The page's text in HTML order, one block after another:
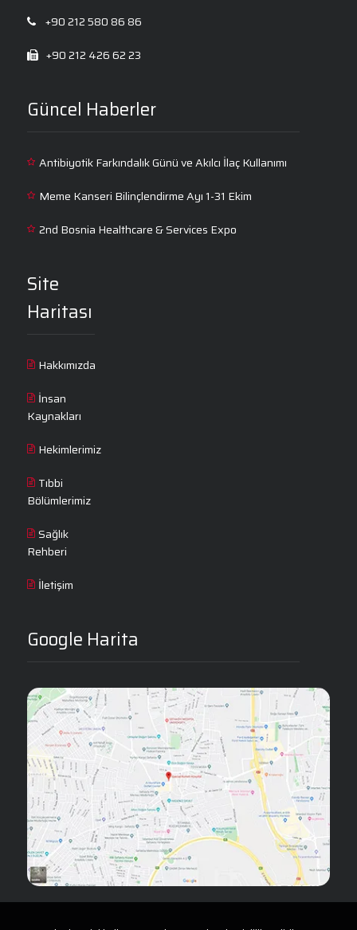
+90 212 580 86 86
+90 212 426 62 23
Güncel Haberler
Antibiyotik Farkındalık Günü ve Akılcı İlaç Kullanımı
Meme Kanseri Bilinçlendirme Ayı 1-31 Ekim
2nd Bosnia Healthcare & Services Expo
Site
Haritası
Hakkımızda
İnsan
Kaynakları
Hekimlerimiz
Tıbbi
Bölümlerimiz
Sağlık
Rehberi
İletişim
Google Harita